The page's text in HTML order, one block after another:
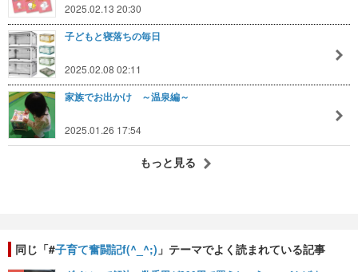
2025.02.13 20:30
子どもと寝落ちの毎日
2025.02.08 02:11
家族でお出かけ ～温泉編～
2025.01.26 17:54
もっと見る
同じ「#子育て奮闘記f(^_^;) 」テーマでよく読まれている記事